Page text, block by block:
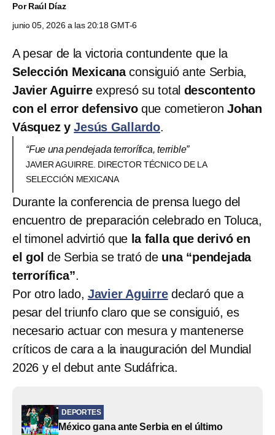
PorRaúl Díaz
junio 05, 2026 a las 20:18 GMT-6
A pesar de la victoria contundente que la
Selección Mexicanaconsiguió ante Serbia,
Javier Aguirreexpresó su total descontento
con el error defensivoque cometieronJohan
Vásquez yJesús Gallardo.
“Fue una pendejada terrorífica, terrible”
JAVIER AGUIRRE. DIRECTOR TÉCNICO DE LA
SELECCIÓN MEXICANA
Durante la conferencia de prensa luego del
encuentro de preparación celebrado en Toluca,
el timonel advirtió que la falla que derivó en
el gol de Serbia se trató de una “pendejada
terrorífica”.
Por otro lado, Javier Aguirredeclaró que a
pesar del triunfo claro que se consiguió, es
necesario actuar con mesura y mantenerse
críticos de cara a la inauguración del Mundial
2026 y el debut ante Sudáfrica.
DEPORTES
México gana ante Serbia en el último